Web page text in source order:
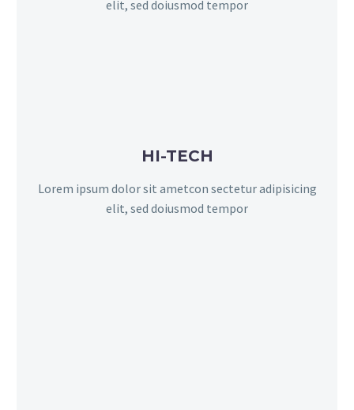
elit, sed doiusmod tempor
HI-TECH
Lorem ipsum dolor sit ametcon sectetur adipisicing
elit, sed doiusmod tempor